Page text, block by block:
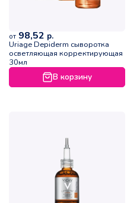
от 98,52 р.
Uriage Depiderm сыворотка
осветляющая корректирующая
30мл
В корзину